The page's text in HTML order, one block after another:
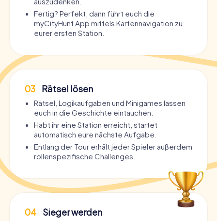
Fertig? Perfekt, dann führt euch die
myCityHunt App mittels Kartennavigation zu
eurer ersten Station.
03 Rätsel lösen
Rätsel, Logikaufgaben und Minigames lassen
euch in die Geschichte eintauchen.
Habt ihr eine Station erreicht, startet
automatisch eure nächste Aufgabe.
Entlang der Tour erhält jeder Spieler außerdem
rollenspezifische Challenges.
04 Sieger werden